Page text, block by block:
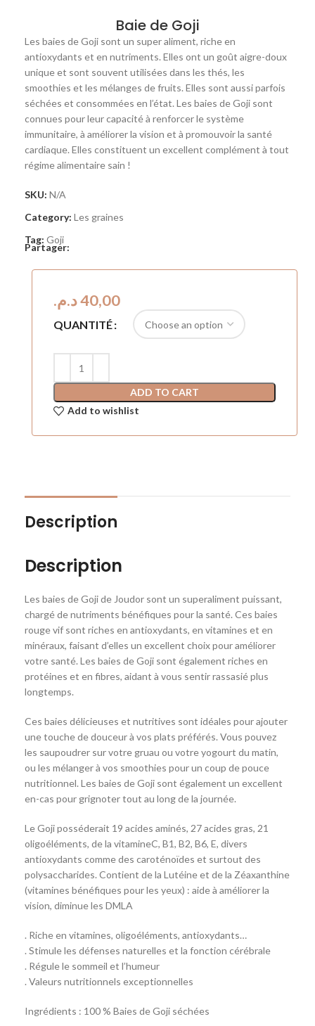
Baie de Goji
Les baies de Goji sont un super aliment, riche en
antioxydants et en nutriments. Elles ont un goût aigre-doux
unique et sont souvent utilisées dans les thés, les
smoothies et les mélanges de fruits. Elles sont aussi parfois
séchées et consommées en l’état. Les baies de Goji sont
connues pour leur capacité à renforcer le système
immunitaire, à améliorer la vision et à promouvoir la santé
cardiaque. Elles constituent un excellent complément à tout
régime alimentaire sain !
SKU: N/A
Category: Les graines
Tag: Goji
Partager:
د.م.
QUANTITÉ
ADD TO CART
Add to wishlist
Description
Description
Les baies de Goji de Joudor sont un superaliment puissant,
chargé de nutriments bénéfiques pour la santé. Ces baies
rouge vif sont riches en antioxydants, en vitamines et en
minéraux, faisant d’elles un excellent choix pour améliorer
votre santé. Les baies de Goji sont également riches en
protéines et en fibres, aidant à vous sentir rassasié plus
longtemps.
Ces baies délicieuses et nutritives sont idéales pour ajouter
une touche de douceur à vos plats préférés. Vous pouvez
les saupoudrer sur votre gruau ou votre yogourt du matin,
ou les mélanger à vos smoothies pour un coup de pouce
nutritionnel. Les baies de Goji sont également un excellent
en-cas pour grignoter tout au long de la journée.
Le Goji posséderait 19 acides aminés, 27 acides gras, 21
oligoéléments, de la vitamineC, B1, B2, B6, E, divers
antioxydants comme des caroténoïdes et surtout des
polysaccharides. Contient de la Lutéine et de la Zéaxanthine
(vitamines bénéfiques pour les yeux) : aide à améliorer la
vision, diminue les DMLA
. Riche en vitamines, oligoéléments, antioxydants…
. Stimule les défenses naturelles et la fonction cérébrale
. Régule le sommeil et l’humeur
. Valeurs nutritionnels exceptionnelles
Ingrédients : 100 % Baies de Goji séchées